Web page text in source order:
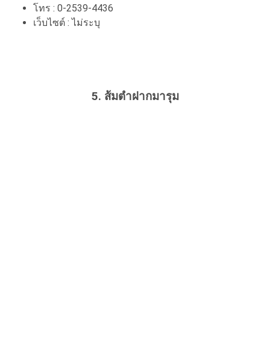
โทร : 0-2539-4436
เว็บไซต์ : ไม่ระบุ
5. ส้มตำฝากมารุม